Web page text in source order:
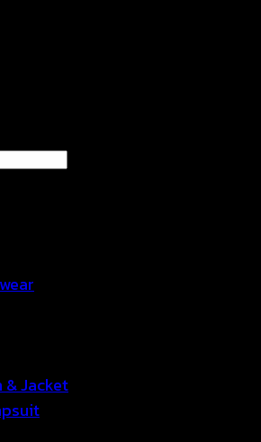
& Jacket